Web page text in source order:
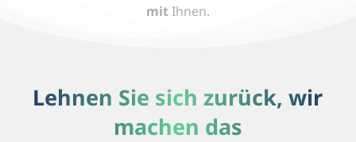
mitIhnen.
Lehnen Sie sich zurück, wir
machen das